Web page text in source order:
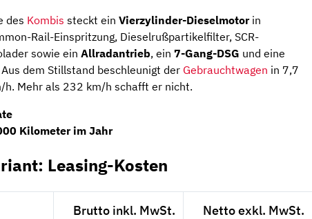
des Kombis steckt ein Vierzylinder-Dieselmotorin
Rail-Einspritzung, Dieselrußpartikelfilter, SCR-
sowie ein Allradantrieb, ein 7-Gang-DSG und eine
Aus dem Stillstand beschleunigt der Gebrauchtwagen in 7,7
h. Mehr als 232 km/h schafft er nicht.
Kilometer im Jahr
Leasing-Kosten
Brutto inkl. MwSt. Netto exkl. MwSt.